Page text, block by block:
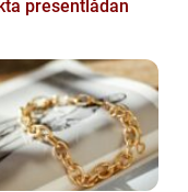
presentlådan